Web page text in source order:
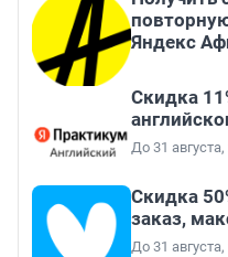
Яндекс
Скидка
До 31
Скидка
заказ,
До 31